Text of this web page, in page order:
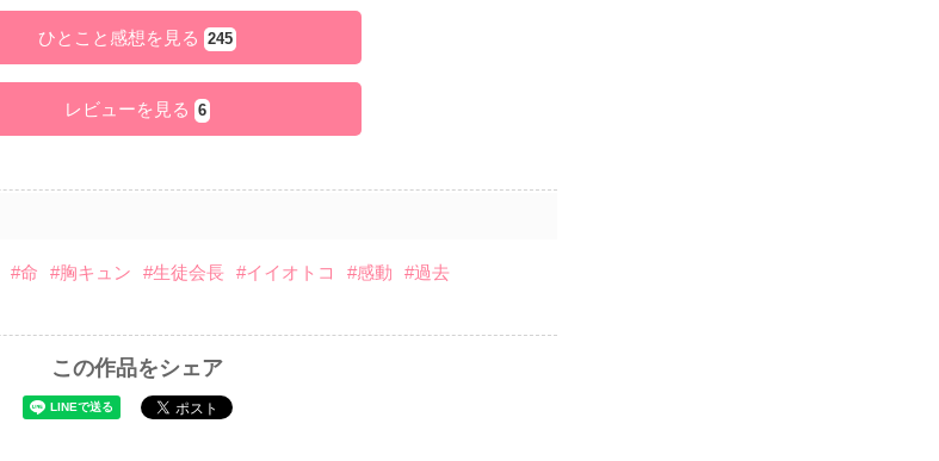
ひとこと感想を見る 245
レビューを見る 6
#命 #胸キュン #生徒会長 #イイオトコ #感動 #過去
この作品をシェア